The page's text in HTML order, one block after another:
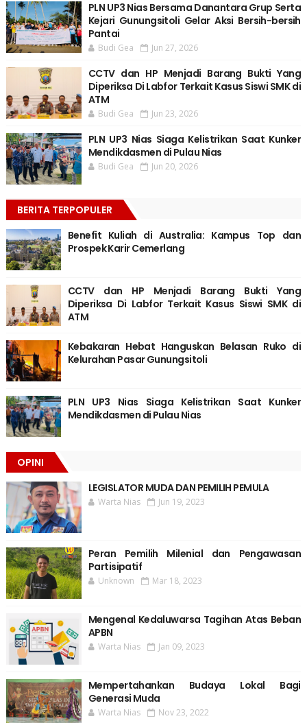
PLN UP3 Nias Bersama Danantara Grup Serta
Kejari Gunungsitoli Gelar Aksi Bersih-bersih
Pantai
Budi Gea Jun 27, 2026
CCTV dan HP Menjadi Barang Bukti Yang
Diperiksa Di Labfor Terkait Kasus Siswi SMK di
ATM
Budi Gea Jun 23, 2026
PLN UP3 Nias Siaga Kelistrikan Saat Kunker
Mendikdasmen di Pulau Nias
Budi Gea Jun 20, 2026
BERITA TERPOPULER
Benefit Kuliah di Australia: Kampus Top dan
Prospek Karir Cemerlang
CCTV dan HP Menjadi Barang Bukti Yang
Diperiksa Di Labfor Terkait Kasus Siswi SMK di
ATM
Kebakaran Hebat Hanguskan Belasan Ruko di
Kelurahan Pasar Gunungsitoli
PLN UP3 Nias Siaga Kelistrikan Saat Kunker
Mendikdasmen di Pulau Nias
OPINI
LEGISLATOR MUDA DAN PEMILIH PEMULA
Warta Nias Jun 19, 2023
Peran Pemilih Milenial dan Pengawasan
Partisipatif
Unknown Mar 18, 2023
Mengenal Kedaluwarsa Tagihan Atas Beban
APBN
Warta Nias Jan 09, 2023
Mempertahankan Budaya Lokal Bagi
Generasi Muda
Warta Nias Nov 23, 2022